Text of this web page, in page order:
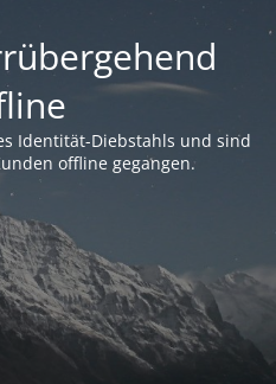
Identität-Diebstahls und sind
offline gegangen.